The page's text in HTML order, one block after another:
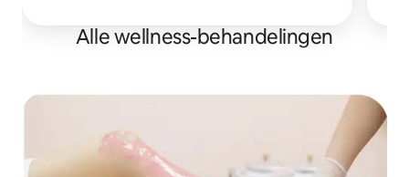
rust te komen tijdens je verblijf.
Alle wellness-behandelingen